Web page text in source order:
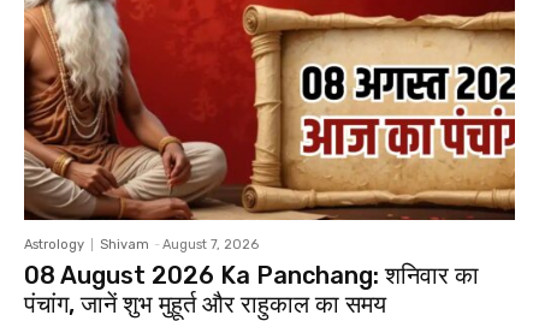
Astrology Shivam - August 7, 2026
08 August 2026 Ka Panchang: शनिवार का
पंचांग, जानें शुभ मुहूर्त और राहुकाल का समय